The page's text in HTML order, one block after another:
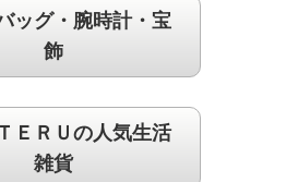
ッグ・腕時計・宝
飾
ＥＲＵの人気生活
雑貨